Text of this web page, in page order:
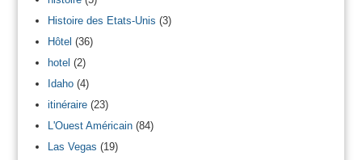
Histoire des Etats-Unis (3)
Hôtel (36)
hotel (2)
Idaho(4)
itinéraire(23)
L'Ouest Américain(84)
Las Vegas (19)